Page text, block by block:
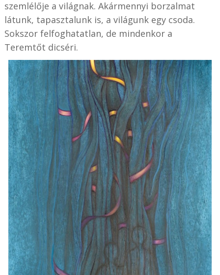
szemlélője a világnak. Akármennyi borzalmat
látunk, tapasztalunk is, a világunk egy csoda.
Sokszor felfoghatatlan, de mindenkor a
Teremtőt dicséri.